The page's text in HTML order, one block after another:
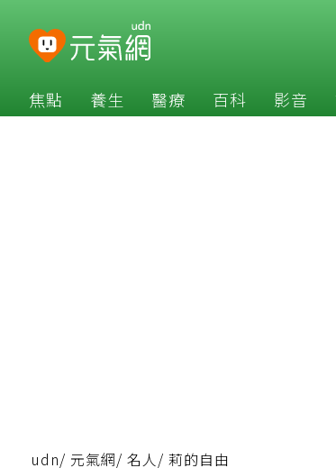
焦點 養生 醫療 百科 影音
udn/ 元氣網/ 名人/ 莉的自由